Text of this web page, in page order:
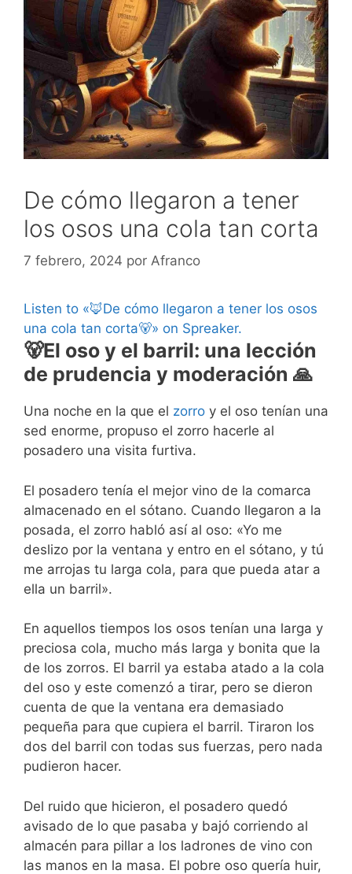
De cómo llegaron a tener
los osos una cola tan corta
7 febrero, 2024 por Afranco
Listen to «🦊De cómo llegaron a tener los osos
una cola tan corta🐻» on Spreaker.
🐻El oso y el barril: una lección
de prudencia y moderación 🙏
Una noche en la que el zorro y el oso tenían una
sed enorme, propuso el zorro hacerle al
posadero una visita furtiva.
El posadero tenía el mejor vino de la comarca
almacenado en el sótano. Cuando llegaron a la
posada, el zorro habló así al oso: «Yo me
deslizo por la ventana y entro en el sótano, y tú
me arrojas tu larga cola, para que pueda atar a
ella un barril».
En aquellos tiempos los osos tenían una larga y
preciosa cola, mucho más larga y bonita que la
de los zorros. El barril ya estaba atado a la cola
del oso y este comenzó a tirar, pero se dieron
cuenta de que la ventana era demasiado
pequeña para que cupiera el barril. Tiraron los
dos del barril con todas sus fuerzas, pero nada
pudieron hacer.
Del ruido que hicieron, el posadero quedó
avisado de lo que pasaba y bajó corriendo al
almacén para pillar a los ladrones de vino con
las manos en la masa. El pobre oso quería huir,